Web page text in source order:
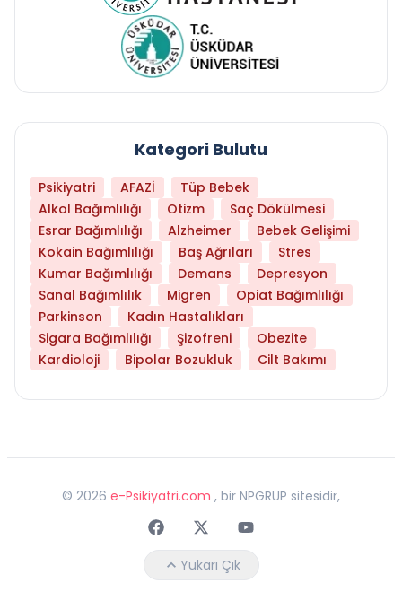
Kategori Bulutu
Psikiyatri AFAZİ
Tüp Bebek
Alkol Bağımlılığı
Otizm
Saç Dökülmesi
Esrar Bağımlılığı
Alzheimer
Bebek Gelişimi
Kokain Bağımlılığı
Baş Ağrıları
Stres
Kumar Bağımlılığı
Demans
Depresyon
Sanal Bağımlılık
Migren
Opiat Bağımlılığı
Parkinson
Kadın Hastalıkları
Sigara Bağımlılığı
Şizofreni
Obezite
Kardioloji
Bipolar Bozukluk Cilt Bakımı
© 2026 e-Psikiyatri.com , bir NPGRUP sitesidir,
FaceebokTwitterYoutube
Yukarı Çık